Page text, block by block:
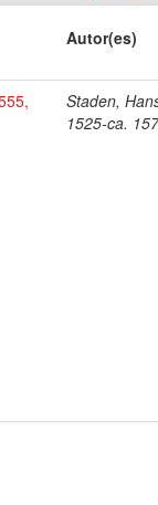
Autor(es)
Staden,
1525-ca.